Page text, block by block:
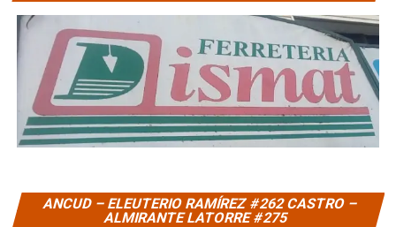
ANCUD – ELEUTERIO RAMÍREZ #262 CASTRO –
ALMIRANTE LATORRE #275